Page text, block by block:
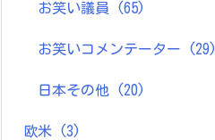
お笑い議員 (65)
お笑いコメンテーター (29)
日本その他 (20)
欧米 (3)